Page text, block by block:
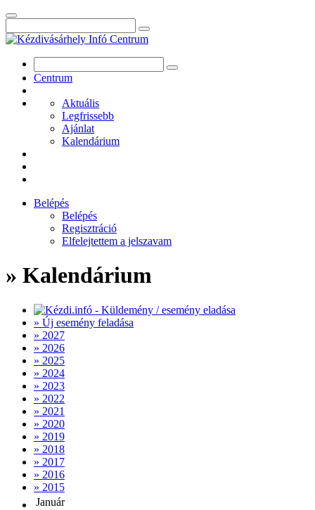
Centrum
Aktuális
Legfrissebb
Ajánlat
Kalendárium
Belépés
Belépés
Regisztráció
Elfelejtettem a jelszavam
» Kalendárium
» Új esemény feladása
» 2027
» 2026
» 2025
» 2024
» 2023
» 2022
» 2021
» 2020
» 2019
» 2018
» 2017
» 2016
» 2015
Január